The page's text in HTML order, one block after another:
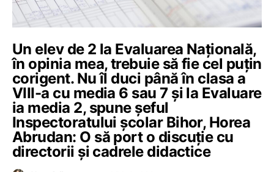
Un elev de 2 la Evaluarea Națională,
în opinia mea, trebuie să fie cel puțin
corigent. Nu îl duci până în clasa a
VIII-a cu media 6 sau 7 și la Evaluare
ia media 2, spune șeful
Inspectoratului școlar Bihor, Horea
Abrudan: O să port o discuție cu
directorii și cadrele didactice